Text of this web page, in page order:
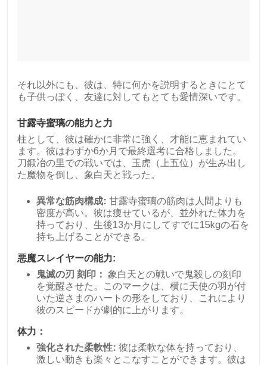
それ以外にも、彼は、特に何かを説明するときにとて
も子供っぽく、友達に対してもとても愛情深いです。
甘露寺蜜璃の能力と力
柱として、彼は確かに非常に強く、才能に恵まれてい
ます。彼はわずか6か月で最終選考に合格しました。
刀鍛冶の里での戦いでは、玉虎（上五位）が生み出し
た魔物を倒し、象白天と戦った。
異常な筋肉構成: 甘露寺蜜璃の筋肉は人間よりも
密度が高い。彼は痩せているが、並外れた体力を
持っており、生後13か月にしてすでに15kgの石を
持ち上げることができる。
悪魔スレイヤーの能力:
鬼滅の刃 刻印： 象白天との戦いで鬼殺しの刻印
を覚醒させた。このマークは、横に天使の羽が付
いた逆さまのハートの形をしており、これにより
彼のスピードが劇的に上がります。
体力：
強化された柔軟性: 彼は柔軟な体を持っており、
激しい動きも楽々とこなすことができます。彼は